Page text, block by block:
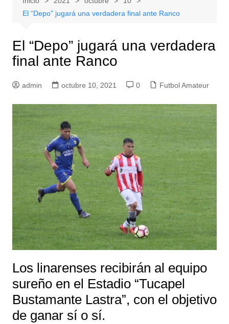
El “Depo” jugará una verdadera final ante Ranco
El “Depo” jugará una verdadera
final ante Ranco
admin octubre 10, 2021 0 Futbol Amateur
Los linarenses recibirán al equipo
sureño en el Estadio “Tucapel
Bustamante Lastra”, con el objetivo
de ganar sí o sí.